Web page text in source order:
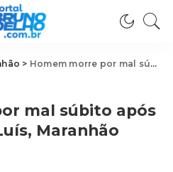
> Homem morre por mal súbito após roubos em São Luís, Maranhão
mal súbito após
Maranhão